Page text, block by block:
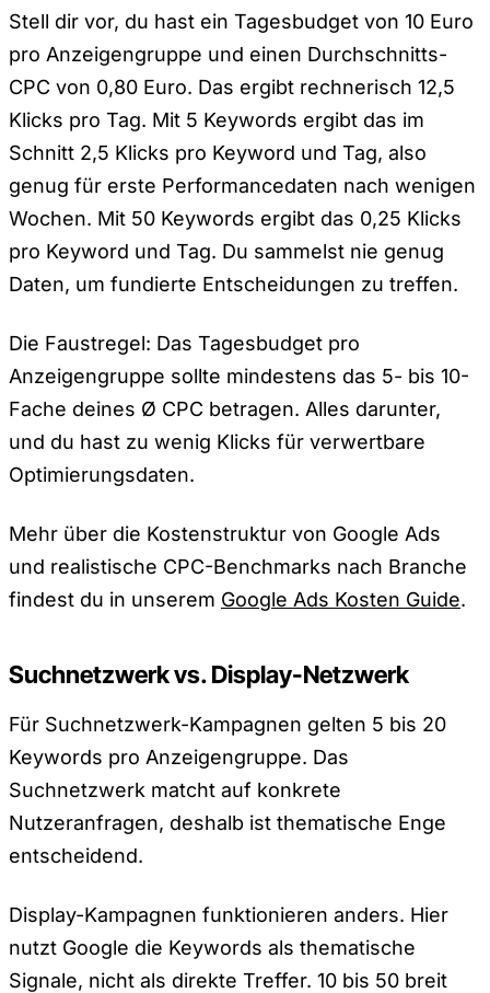
Stell dir vor, du hast ein Tagesbudget von 10 Euro
pro Anzeigengruppe und einen Durchschnitts-
CPC von 0,80 Euro. Das ergibt rechnerisch 12,5
Klicks pro Tag. Mit 5 Keywords ergibt das im
Schnitt 2,5 Klicks pro Keyword und Tag, also
genug für erste Performancedaten nach wenigen
Wochen. Mit 50 Keywords ergibt das 0,25 Klicks
pro Keyword und Tag. Du sammelst nie genug
Daten, um fundierte Entscheidungen zu treffen.
Die Faustregel: Das Tagesbudget pro
Anzeigengruppe sollte mindestens das 5- bis 10-
Fache deines Ø CPC betragen. Alles darunter,
und du hast zu wenig Klicks für verwertbare
Optimierungsdaten.
Mehr über die Kostenstruktur von Google Ads
und realistische CPC-Benchmarks nach Branche
findest du in unserem Google Ads Kosten Guide.
Suchnetzwerk vs. Display-Netzwerk
Für Suchnetzwerk-Kampagnen gelten 5 bis 20
Keywords pro Anzeigengruppe. Das
Suchnetzwerk matcht auf konkrete
Nutzeranfragen, deshalb ist thematische Enge
entscheidend.
Display-Kampagnen funktionieren anders. Hier
nutzt Google die Keywords als thematische
Signale, nicht als direkte Treffer. 10 bis 50 breit